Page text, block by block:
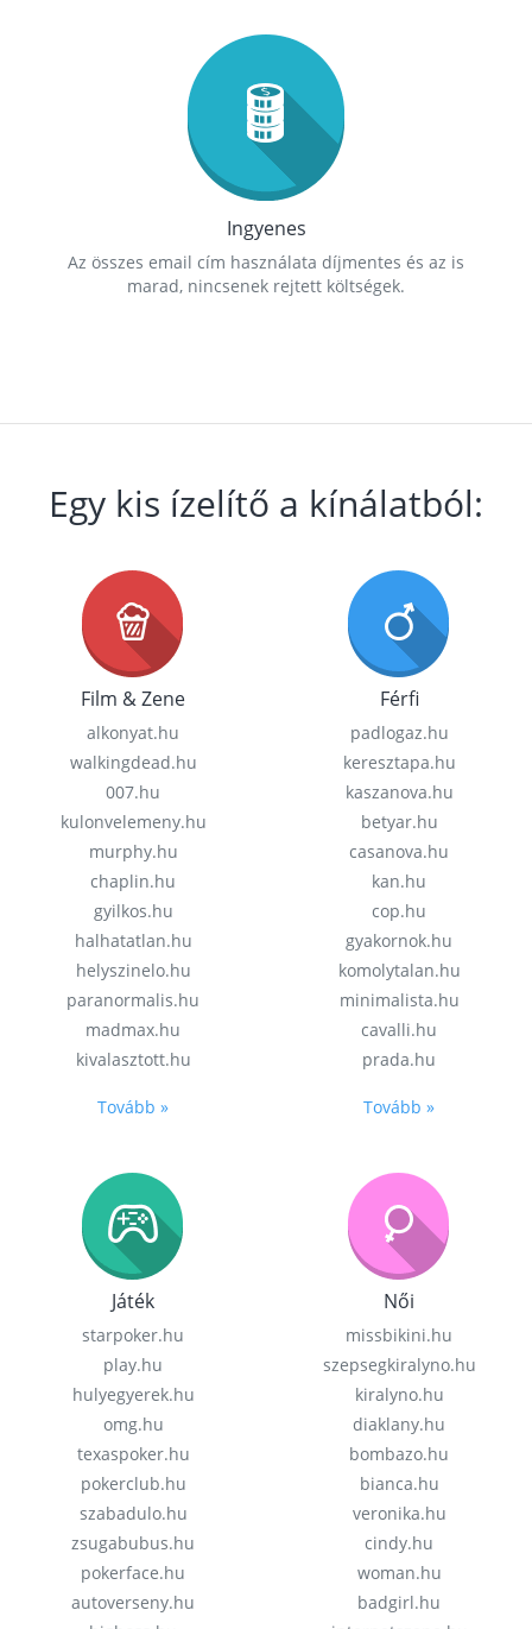
Ingyenes
Az összes email cím használata díjmentes és az is
marad, nincsenek rejtett költségek.
Egy kis ízelítő a kínálatból:
Film & Zene
alkonyat.hu
walkingdead.hu
007.hu
kulonvelemeny.hu
murphy.hu
chaplin.hu
gyilkos.hu
halhatatlan.hu
helyszinelo.hu
paranormalis.hu
madmax.hu
kivalasztott.hu
Tovább »
Férfi
padlogaz.hu
keresztapa.hu
kaszanova.hu
betyar.hu
casanova.hu
kan.hu
cop.hu
gyakornok.hu
komolytalan.hu
minimalista.hu
cavalli.hu
prada.hu
Tovább »
Játék
starpoker.hu
play.hu
hulyegyerek.hu
omg.hu
texaspoker.hu
pokerclub.hu
szabadulo.hu
zsugabubus.hu
pokerface.hu
autoverseny.hu
Női
missbikini.hu
szepsegkiralyno.hu
kiralyno.hu
diaklany.hu
bombazo.hu
bianca.hu
veronika.hu
cindy.hu
woman.hu
badgirl.hu